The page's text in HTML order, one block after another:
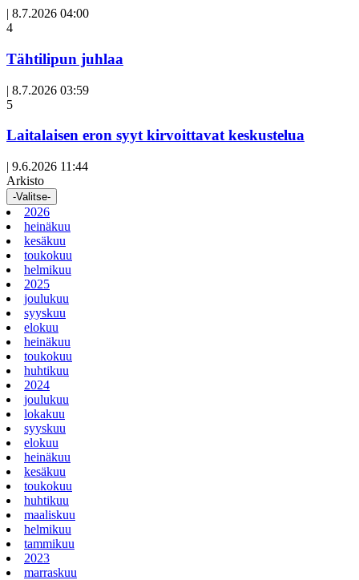
| 8.7.2026 04:00
Avoin
4
Tähtilipun juhlaa
| 8.7.2026 03:59
Avoin
5
Laitalaisen eron syyt kirvoittavat keskustelua
| 9.6.2026 11:44
Arkisto
-Valitse-
2026
heinäkuu
kesäkuu
toukokuu
helmikuu
2025
joulukuu
syyskuu
elokuu
heinäkuu
toukokuu
huhtikuu
2024
joulukuu
lokakuu
syyskuu
elokuu
heinäkuu
kesäkuu
toukokuu
huhtikuu
maaliskuu
helmikuu
tammikuu
2023
marraskuu